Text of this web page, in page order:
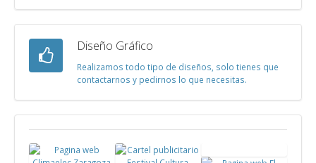
Diseño Gráfico
Realizamos todo tipo de diseños, solo tienes que
contactarnos y pedirnos lo que necesitas.